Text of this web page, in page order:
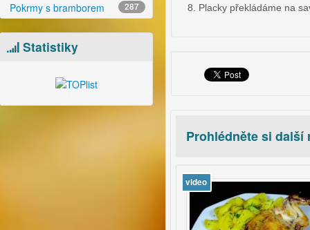
Pokrmy s bramborem 287
Statistiky
Placky překládáme na
Prohlédněte si další